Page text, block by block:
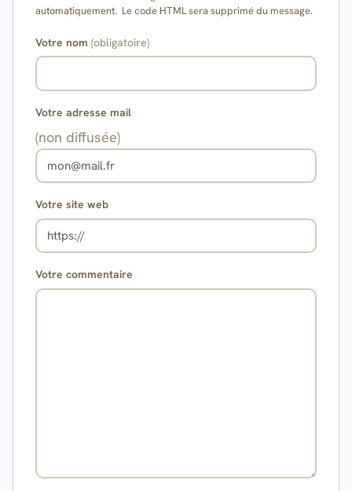
automatiquement. Le code HTML sera supprimé du message.
Votre nom (obligatoire)
Votre adresse mail
(non diffusée)
Votre site web
Votre commentaire